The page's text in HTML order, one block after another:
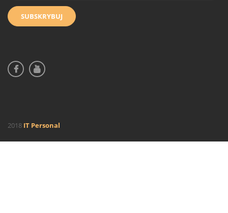
2018 IT Personal